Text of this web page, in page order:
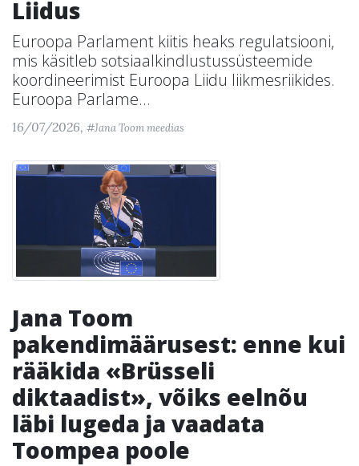
Liidus
Euroopa Parlament kiitis heaks regulatsiooni,
mis käsitleb sotsiaalkindlustussüsteemide
koordineerimist Euroopa Liidu liikmesriikides.
Euroopa Parlame...
16/07/2026, #Jana Toom meedias
Jana Toom
pakendimäärusest: enne kui
rääkida «Brüsseli
diktaadist», võiks eelnõu
läbi lugeda ja vaadata
Toompea poole